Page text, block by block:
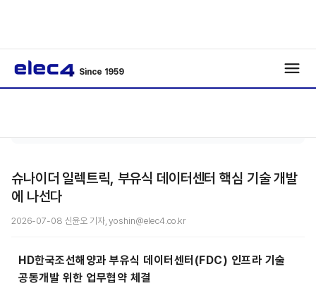
Since 1959
슈나이더 일렉트릭, 부유식 데이터센터 핵심 기술 개발
에 나선다
2026-07-08 신윤오 기자, yoshin@elec4.co.kr
HD한국조선해양과 부유식 데이터센터(FDC) 인프라 기술
공동개발 위한 업무협약 체결